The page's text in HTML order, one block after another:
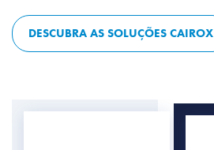
DESCUBRA AS SOLUÇÕES CAIROX